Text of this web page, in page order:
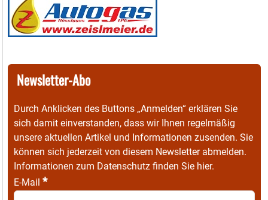
Newsletter-Abo
Durch Anklicken des Buttons „Anmelden“ erklären Sie
sich damit einverstanden, dass wir Ihnen regelmäßig
unsere aktuellen Artikel und Informationen zusenden. Sie
können sich jederzeit von diesem Newsletter abmelden.
Informationen zum Datenschutz finden Sie hier.
E-Mail *